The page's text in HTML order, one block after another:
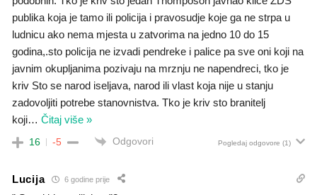
publika koja je tamo ili policija i pravosudje koje ga ne strpa u
ludnicu ako nema mjesta u zatvorima na jedno 10 do 15
godina,.sto policija ne izvadi pendreke i palice pa sve oni koji na
javnim okupljanima pozivaju na mrznju ne napendreci, tko je
kriv Sto se narod iseljava, narod ili vlast koja nije u stanju
zadovoljiti potrebe stanovnistva. Tko je kriv sto branitelj
koji… Čitaj više »
16 -5 Odgovori Pogledaj odgovore (1)
Lucija 6 godine prije